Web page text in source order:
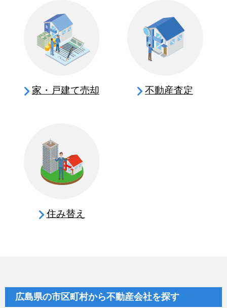
家・戸建て売却 不動産査定
住み替え
広島県の市区町村から不動産会社を探す